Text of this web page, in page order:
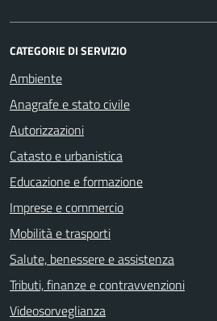
CATEGORIE DI SERVIZIO
Ambiente
Anagrafe e stato civile
Autorizzazioni
Catasto e urbanistica
Educazione e formazione
Imprese e commercio
Mobilità e trasporti
Salute, benessere e assistenza
Tributi, finanze e contravvenzioni
Videosorveglianza